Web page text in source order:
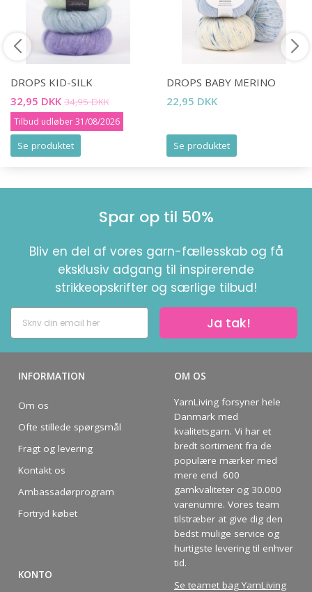
DROPS KID-SILK
32,95 DKK 34,95 DKK
Tilbud udløber 31/08/2026
Se produktet
DROPS BABY MERINO
22,95 DKK
Se produktet
Spar op til 50%
Bliv en del af vores garn-fællesskab og få
eksklusiv adgang til inspirerende
strikkeopskrifter og særlige tilbud!
Ja tak!
INFORMATION
Om os
Ofte stillede spørgsmål
Fragt og levering
Kontakt os
Ambassadørprogram
Fortryd købet
KONTO
OM OS
YarnLiving forsyner hele
Danmark med
kvalitetsgarn. Vi har et
bredt sortiment fra de
populære mærker med
mere end 600
garnkvaliteter og 30.000
varenumre. Vores team
tilstræber at give dig den
bedst mulige service og
hurtigste levering til enhver
tid.
Se teamet bag YarnLiving